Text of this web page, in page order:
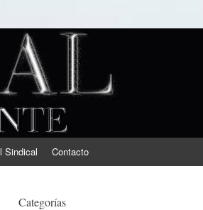
Sindical Contacto
Categorías